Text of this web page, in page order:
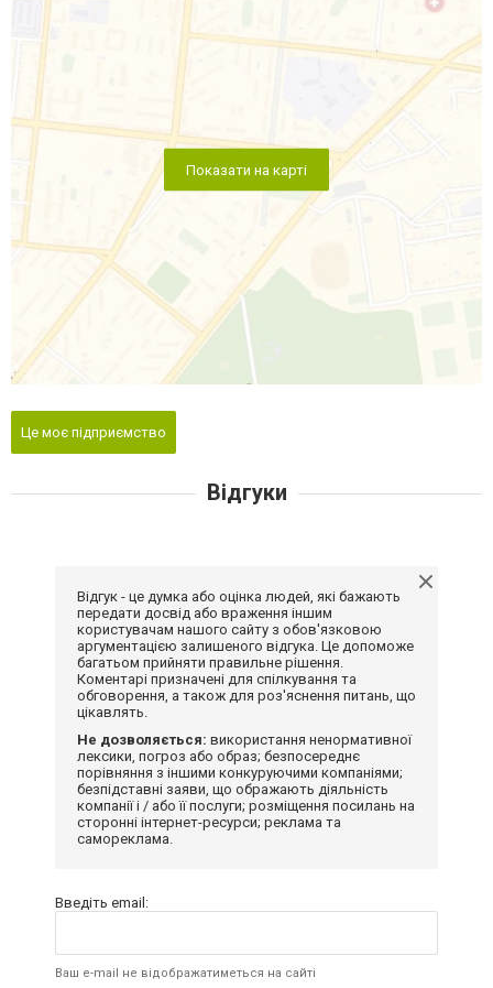
Показати на карті
Це моє підприємство
Відгуки
Відгук - це думка або оцінка людей, які бажають
передати досвід або враження іншим
користувачам нашого сайту з обов'язковою
аргументацією залишеного відгука. Це допоможе
багатьом прийняти правильне рішення.
Коментарі призначені для спілкування та
обговорення, а також для роз'яснення питань, що
цікавлять.
Не дозволяється: використання ненормативної
лексики, погроз або образ; безпосереднє
порівняння з іншими конкуруючими компаніями;
безпідставні заяви, що ображають діяльність
компанії і / або її послуги; розміщення посилань на
сторонні інтернет-ресурси; реклама та
самореклама.
Введіть email:
Ваш e-mail не відображатиметься на сайті